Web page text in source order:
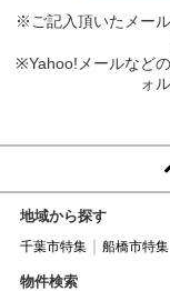
※ご記入頂いたメー
※Yahoo!メールなど
ォ
地域から探す
千葉市特集 船橋市特集
物件検索